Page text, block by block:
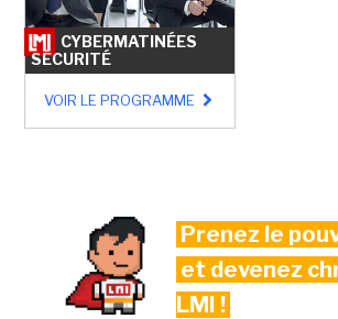
CYBERMATINÉES
SÉCURITÉ
VOIR LE PROGRAMME
Prenez le
et devenez
LMI !